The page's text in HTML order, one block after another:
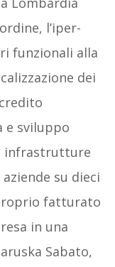
l’iper-
funzionali alla
dei
e sviluppo
infrastrutture
su dieci
fatturato
in una
Sabato,